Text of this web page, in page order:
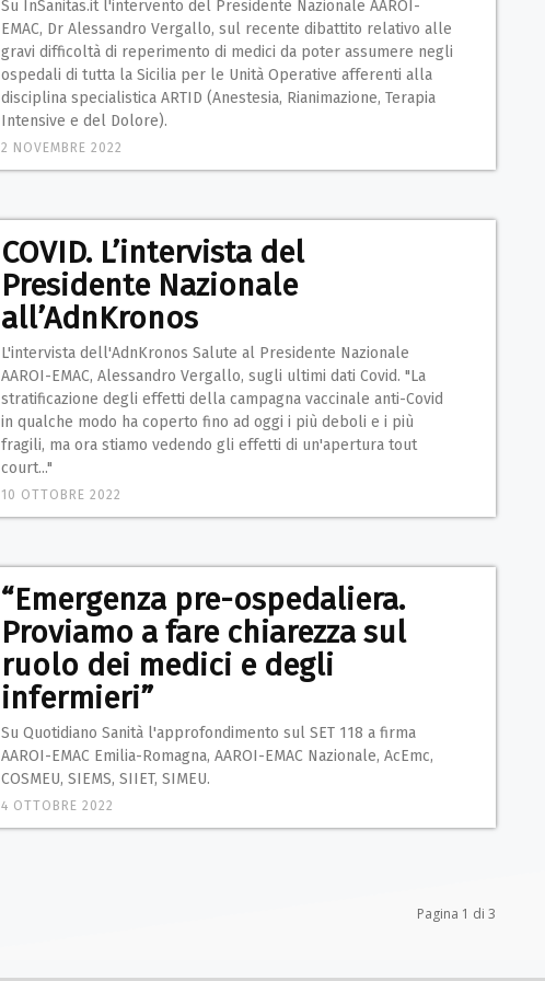
Su InSanitas.it l'intervento del Presidente Nazionale AAROI-
EMAC, Dr Alessandro Vergallo, sul recente dibattito relativo alle
gravi difficoltà di reperimento di medici da poter assumere negli
ospedali di tutta la Sicilia per le Unità Operative afferenti alla
disciplina specialistica ARTID (Anestesia, Rianimazione, Terapia
Intensive e del Dolore).
2 NOVEMBRE 2022
COVID. L’intervista del
Presidente Nazionale
all’AdnKronos
L'intervista dell'AdnKronos Salute al Presidente Nazionale
AAROI-EMAC, Alessandro Vergallo, sugli ultimi dati Covid. "La
stratificazione degli effetti della campagna vaccinale anti-Covid
in qualche modo ha coperto fino ad oggi i più deboli e i più
fragili, ma ora stiamo vedendo gli effetti di un'apertura tout
court..."
10 OTTOBRE 2022
“Emergenza pre-ospedaliera.
Proviamo a fare chiarezza sul
ruolo dei medici e degli
infermieri”
Su Quotidiano Sanità l'approfondimento sul SET 118 a firma
AAROI-EMAC Emilia-Romagna, AAROI-EMAC Nazionale, AcEmc,
COSMEU, SIEMS, SIIET, SIMEU.
4 OTTOBRE 2022
Pagina 1 di 3